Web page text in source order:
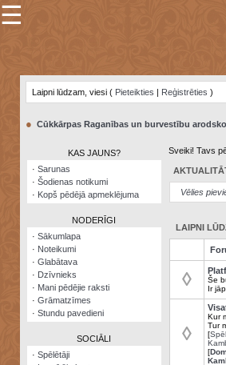
×
Šodienas
notikumi
Visatcera
almanahs
Arhīvs
☰
Laipni lūdzam, viesi ( Pieteikties | Reģistrēties )
● Cūkkārpas Raganības un burvestību
KAS JAUNS?
· Sarunas
· Šodienas notikumi
· Kopš pēdējā apmeklējuma
NODERĪGI
· Sākumlapa
· Noteikumi
· Glabātava
· Dzīvnieks
· Mani pēdējie raksti
· Grāmatzīmes
· Stundu pavedieni
SOCIĀLI
· Spēlētāji
Sveiki! Tavs
Vēlies
LAIPNI
◊
Še
Ir
◊
Kur
Tur
[
[